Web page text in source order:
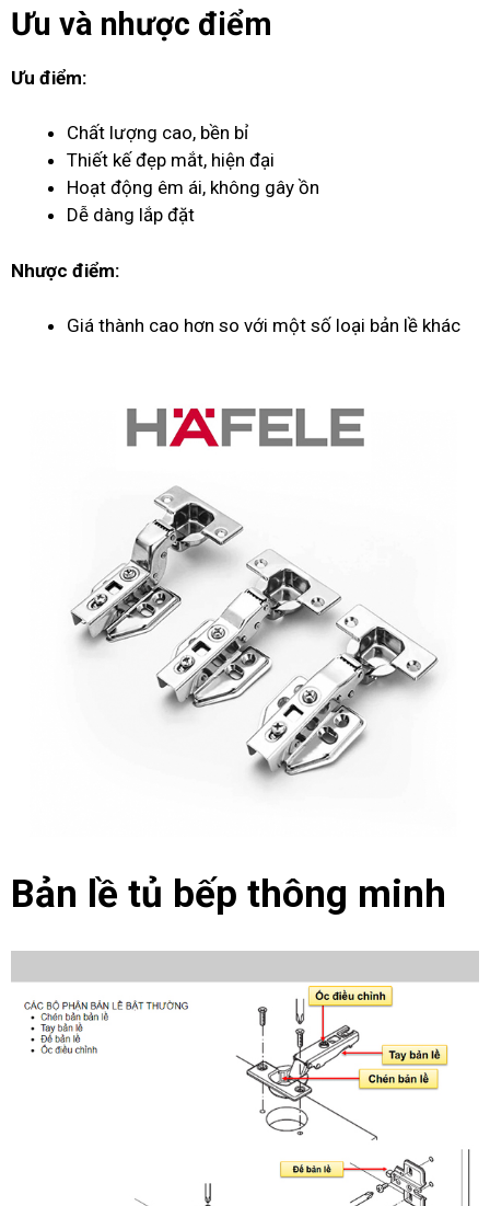
Ưu và nhược điểm
Ưu điểm:
Chất lượng cao, bền bỉ
Thiết kế đẹp mắt, hiện đại
Hoạt động êm ái, không gây ồn
Dễ dàng lắp đặt
Nhược điểm:
Giá thành cao hơn so với một số loại bản lề khác
Bản lề tủ bếp thông minh